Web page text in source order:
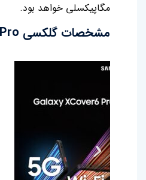
مگاپیکسلی خواهد بود.
مشخصات گلکسی XCover 6 Pro